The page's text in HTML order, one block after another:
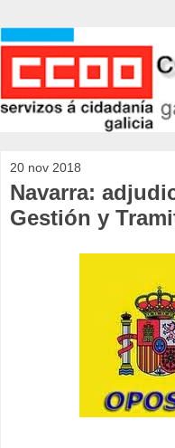
20 nov 2018
Navarra:
Gestión y